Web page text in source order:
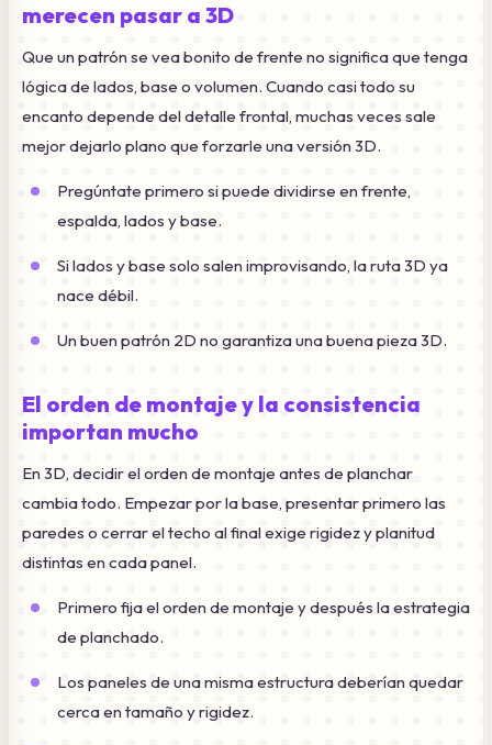
merecen pasar a 3D
Que un patrón se vea bonito de frente no significa que tenga
lógica de lados, base o volumen. Cuando casi todo su
encanto depende del detalle frontal, muchas veces sale
mejor dejarlo plano que forzarle una versión 3D.
Pregúntate primero si puede dividirse en frente,
espalda, lados y base.
Si lados y base solo salen improvisando, la ruta 3D ya
nace débil.
Un buen patrón 2D no garantiza una buena pieza 3D.
El orden de montaje y la consistencia
importan mucho
En 3D, decidir el orden de montaje antes de planchar
cambia todo. Empezar por la base, presentar primero las
paredes o cerrar el techo al final exige rigidez y planitud
distintas en cada panel.
Primero fija el orden de montaje y después la estrategia
de planchado.
Los paneles de una misma estructura deberían quedar
cerca en tamaño y rigidez.